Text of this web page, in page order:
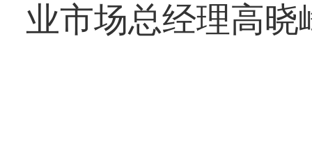
业市场总经理高晓